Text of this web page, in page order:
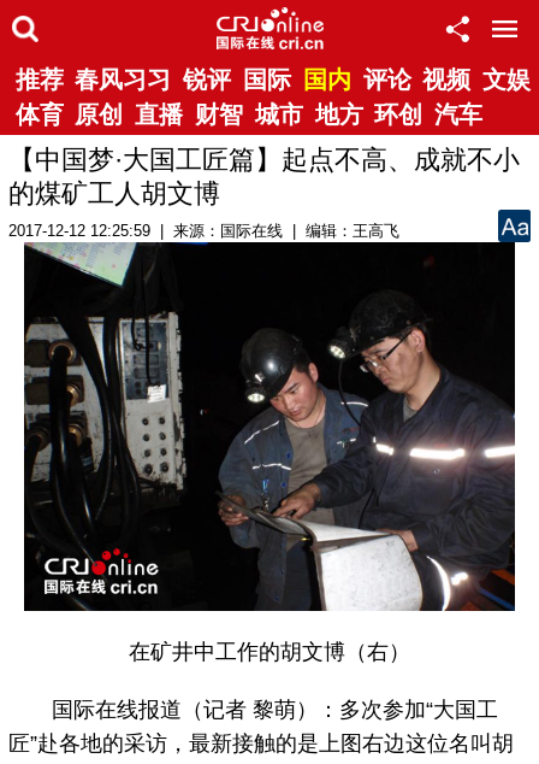
推荐 春风习习 锐评 国际 国内 评论 视频 文娱
体育 原创 直播 财智 城市 地方 环创 汽车
【中国梦·大国工匠篇】起点不高、成就不小
的煤矿工人胡文博
2017-12-12 12:25:59 | 来源：国际在线 | 编辑：王高飞
在矿井中工作的胡文博（右）
国际在线报道（记者 黎萌）：多次参加“大国工
匠”赴各地的采访，最新接触的是上图右边这位名叫胡